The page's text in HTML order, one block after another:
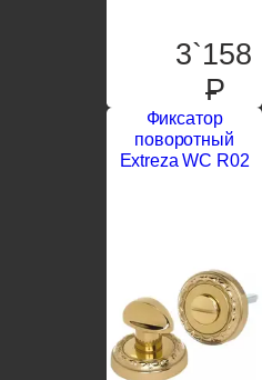
3`158
P
Фиксатор
поворотный
Extreza WC R02